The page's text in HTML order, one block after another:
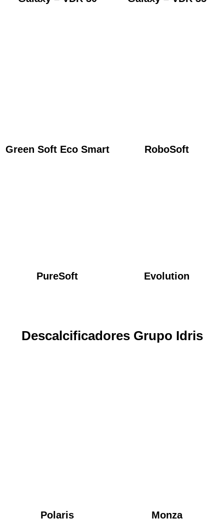
Green Soft Eco Smart RoboSoft
PureSoft Evolution
Descalcificadores Grupo Idris
Polaris Monza